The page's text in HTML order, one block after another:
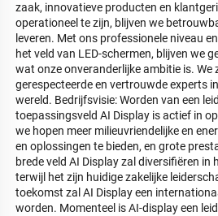
zaak, innovatieve producten en
operationeel te zijn, blijven we
leveren. Met ons professionele niveau
het veld van LED-schermen, blijven we
wat onze onveranderlijke ambitie is. We
gerespecteerde en vertrouwde experts
wereld. Bedrijfsvisie: Worden van een
toepassingsveld AI Display is actief in
we hopen meer milieuvriendelijke en
en oplossingen te bieden, en grote
brede veld AI Display zal diversifiëren in
terwijl het zijn huidige zakelijke
toekomst zal AI Display een
worden. Momenteel is AI-display een